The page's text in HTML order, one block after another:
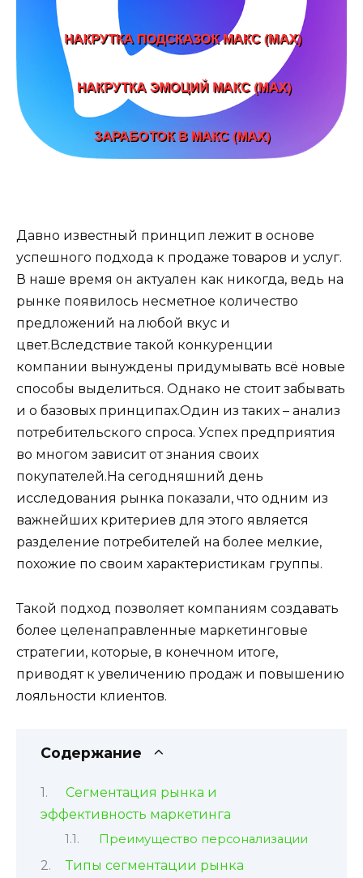
Давно известный принцип лежит в основе
успешного подхода к продаже товаров и услуг.
В наше время он актуален как никогда, ведь на
рынке появилось несметное количество
предложений на любой вкус и
цвет.Вследствие такой конкуренции
компании вынуждены придумывать всё новые
способы выделиться. Однако не стоит забывать
и о базовых принципах.Один из таких – анализ
потребительского спроса. Успех предприятия
во многом зависит от знания своих
покупателей.На сегодняшний день
исследования рынка показали, что одним из
важнейших критериев для этого является
разделение потребителей на более мелкие,
похожие по своим характеристикам группы.
Такой подход позволяет компаниям создавать
более целенаправленные маркетинговые
стратегии, которые, в конечном итоге,
приводят к увеличению продаж и повышению
лояльности клиентов.
Содержание
Сегментация рынка и
эффективность маркетинга
Преимущество персонализации
Типы сегментации рынка